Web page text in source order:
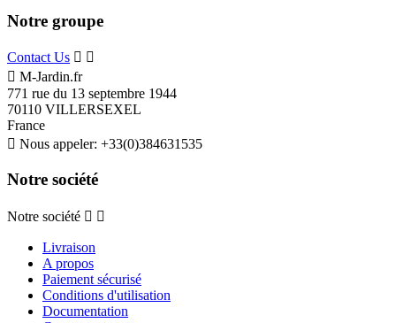
Notre groupe
Contact Us  
 M-Jardin.fr
771 rue du 13 septembre 1944
70110 VILLERSEXEL
France
 Nous appeler: +33(0)384631535
Notre société
Notre société  
Livraison
A propos
Paiement sécurisé
Conditions d'utilisation
Documentation